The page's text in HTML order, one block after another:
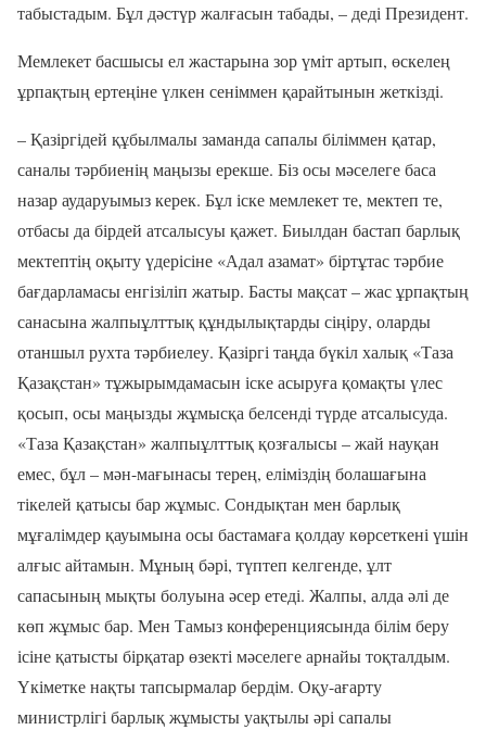
табыстадым. Бұл дәстүр жалғасын табады, – деді Президент.
Мемлекет басшысы ел жастарына зор үміт артып, өскелең
ұрпақтың ертеңіне үлкен сеніммен қарайтынын жеткізді.
– Қазіргідей құбылмалы заманда сапалы біліммен қатар,
саналы тәрбиенің маңызы ерекше. Біз осы мәселеге баса
назар аударуымыз керек. Бұл іске мемлекет те, мектеп те,
отбасы да бірдей атсалысуы қажет. Биылдан бастап барлық
мектептің оқыту үдерісіне «Адал азамат» біртұтас тәрбие
бағдарламасы енгізіліп жатыр. Басты мақсат – жас ұрпақтың
санасына жалпыұлттық құндылықтарды сіңіру, оларды
отаншыл рухта тәрбиелеу. Қазіргі таңда бүкіл халық «Таза
Қазақстан» тұжырымдамасын іске асыруға қомақты үлес
қосып, осы маңызды жұмысқа белсенді түрде атсалысуда.
«Таза Қазақстан» жалпыұлттық қозғалысы – жай науқан
емес, бұл – мән-мағынасы терең, еліміздің болашағына
тікелей қатысы бар жұмыс. Сондықтан мен барлық
мұғалімдер қауымына осы бастамаға қолдау көрсеткені үшін
алғыс айтамын. Мұның бәрі, түптеп келгенде, ұлт
сапасының мықты болуына әсер етеді. Жалпы, алда әлі де
көп жұмыс бар. Мен Тамыз конференциясында білім беру
ісіне қатысты бірқатар өзекті мәселеге арнайы тоқталдым.
Үкіметке нақты тапсырмалар бердім. Оқу-ағарту
министрлігі барлық жұмысты уақтылы әрі сапалы